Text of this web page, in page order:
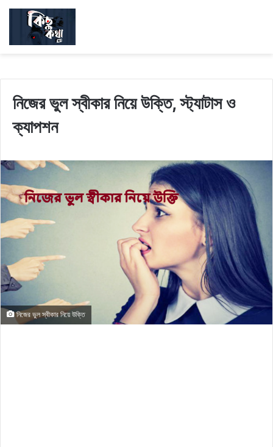
নিজের ভুল স্বীকার নিয়ে উক্তি, স্ট্যাটাস ও
ক্যাপশন
নিজের ভুল স্বীকার নিয়ে উক্তি